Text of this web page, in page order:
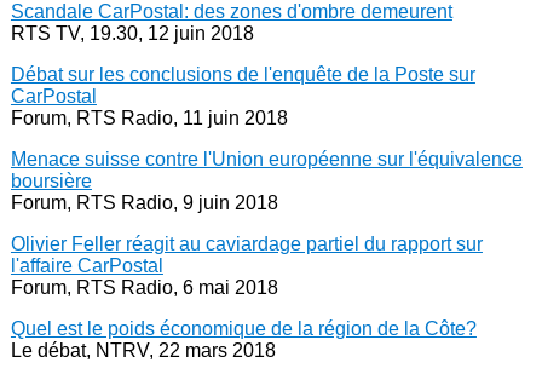
Scandale CarPostal: des zones d'ombre demeurent
RTS TV, 19.30, 12 juin 2018
Débat sur les conclusions de l'enquête de la Poste sur
CarPostal
Forum, RTS Radio, 11 juin 2018
Menace suisse contre l'Union européenne sur l'équivalence
boursière
Forum, RTS Radio, 9 juin 2018
Olivier Feller réagit au caviardage partiel du rapport sur
l'affaire CarPostal
Forum, RTS Radio, 6 mai 2018
Quel est le poids économique de la région de la Côte?
Le débat, NTRV, 22 mars 2018